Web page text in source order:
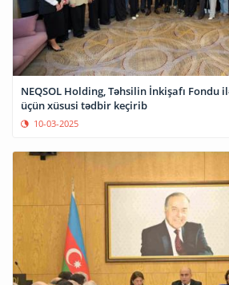
NEQSOL Holding, Təhsilin İnkişafı Fondu
üçün xüsusi tədbir keçirib
10-03-2025